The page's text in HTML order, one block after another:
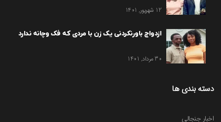
12 شهریور, 1401
ازدواج باورنکردنی یک زن با مردی که فک وچانه ندارد
30 مرداد, 1401
دسته بندی ها
اخبار جنجالی